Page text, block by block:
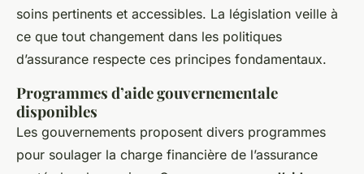
soins pertinents et accessibles. La législation veille à
ce que tout changement dans les politiques
d’assurance respecte ces principes fondamentaux.
Programmes d’aide gouvernementale
disponibles
Les gouvernements proposent divers programmes
pour soulager la charge financière de l’assurance